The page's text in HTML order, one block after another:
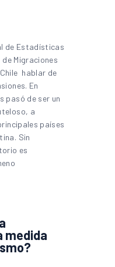
de Estadísticas
Migraciones
hablar de
En
pasó de ser un
a
países
Sin
es
medida